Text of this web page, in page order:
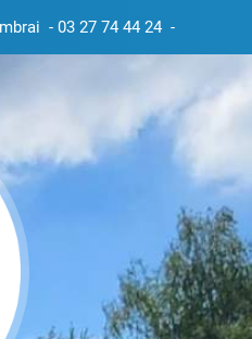
- 03 27 74 44 24 -